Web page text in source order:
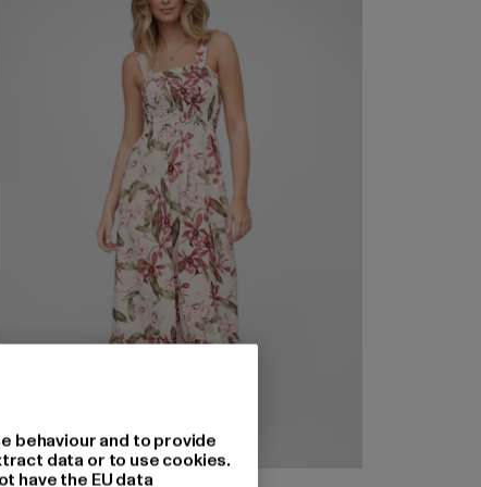
behaviour and to provide
data or to use cookies.
have the EU data